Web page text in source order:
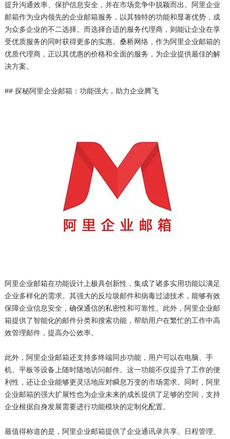
提升沟通效率、保护信息安全，并在市场竞争中脱颖而出。阿里企业
邮箱作为业内领先的企业邮箱服务，以其独特的功能和显著优势，成
为众多企业的不二选择。而选择合适的服务代理商，则能让企业在享
受优质服务的同时获得更多的实惠。桑桥网络，作为阿里企业邮箱的
优质代理商，正以其优惠的价格和全面的服务，为企业提供最佳的解
决方案。
## 探秘阿里企业邮箱：功能强大，助力企业腾飞
阿里企业邮箱在功能设计上极具创新性，集成了诸多实用功能以满足
企业多样化的需求。其强大的反垃圾邮件和病毒过滤技术，能够有效
保障企业信息安全，确保通信的私密性和可靠性。此外，阿里企业邮
箱提供了智能化的邮件分类和搜索功能，帮助用户在繁忙的工作中高
效管理邮件，提高办公效率。
此外，阿里企业邮箱还支持多终端同步功能，用户可以在电脑、手
机、平板等设备上随时随地访问邮件。这一功能不仅提升了工作的便
利性，还让企业能够更灵活地应对瞬息万变的市场需求。同时，阿里
企业邮箱的强大扩展性也为企业未来的成长提供了足够的空间，支持
企业根据自身发展需要进行功能模块的定制化配置。
最值得称道的是，阿里企业邮箱提供了企业通讯录共享、日程管理、